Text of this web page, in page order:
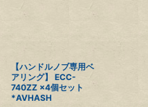
【ハンドルノブ専用ベ
アリング】 ECC-
740ZZ ×4個セット
*AVHASH